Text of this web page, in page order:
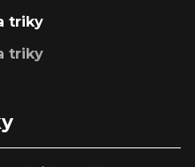
triky
triky